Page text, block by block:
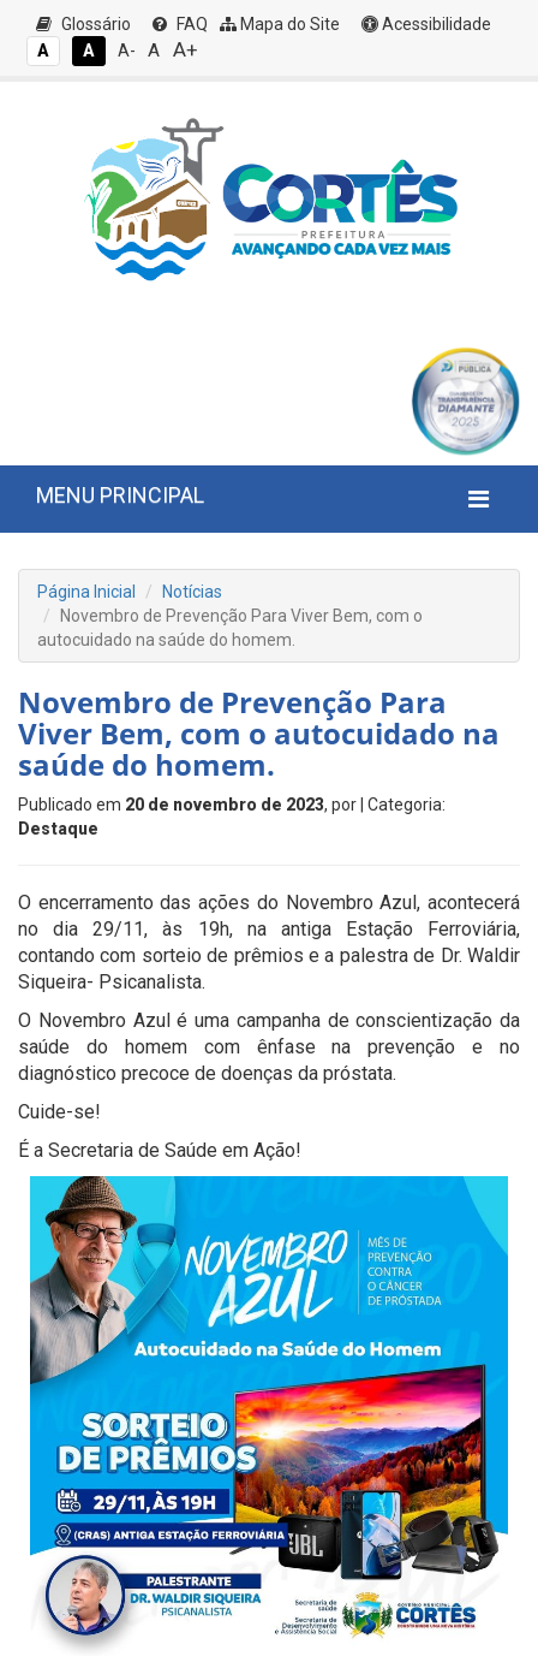
Glossário FAQ Mapa do Site
Acessibilidade
A
A A- A A+
MENU PRINCIPAL
Página Inicial
Notícias
Novembro de Prevenção Para Viver Bem, com o
autocuidado na saúde do homem.
Novembro de Prevenção Para
Viver Bem, com o autocuidado na
saúde do homem.
Publicado em 20 de novembro de 2023, por | Categoria:
Destaque
O encerramento das ações do Novembro Azul, acontecerá
no dia 29/11, às 19h, na antiga Estação Ferroviária,
contando com sorteio de prêmios e a palestra de Dr. Waldir
Siqueira- Psicanalista.
O Novembro Azul é uma campanha de conscientização da
saúde do homem com ênfase na prevenção e no
diagnóstico precoce de doenças da próstata.
Cuide-se!
É a Secretaria de Saúde em Ação!